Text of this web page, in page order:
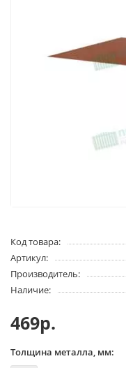
Код товара:
Артикул:
Производитель:
Наличие:
469р.
Толщина металла, мм: